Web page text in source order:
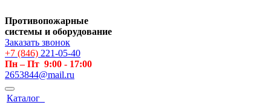
Противопожарные
системы и оборудование
Заказать звонок
+7 (846) 221-05-40
Пн – Пт 9:00 - 17:00
2653844@mail.ru
Каталог